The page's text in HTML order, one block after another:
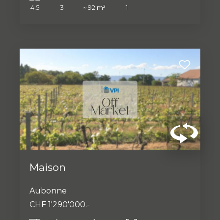
4.5 3 ~ 92 m² 1
Maison
Aubonne
CHF 1'290'000.-
VPI Courtage SA est ravie de vous
présenter cette charmante maison
contiguë de 5.5 pièces, offrant environ
200 m² de surface habitable, située
dans le paisible village de Montherod.
Orientée sud-ouest, cette propriété
bénéficie d'une excellente luminosité
naturelle tout au long de la journée.
Elle offre de généreux espaces de vie
ainsi qu'un vaste jardin, idéal pour
magnifique campagne vaudoise.
et verdoyant, cette maison allie
confort, espace et qualité de vie, tout